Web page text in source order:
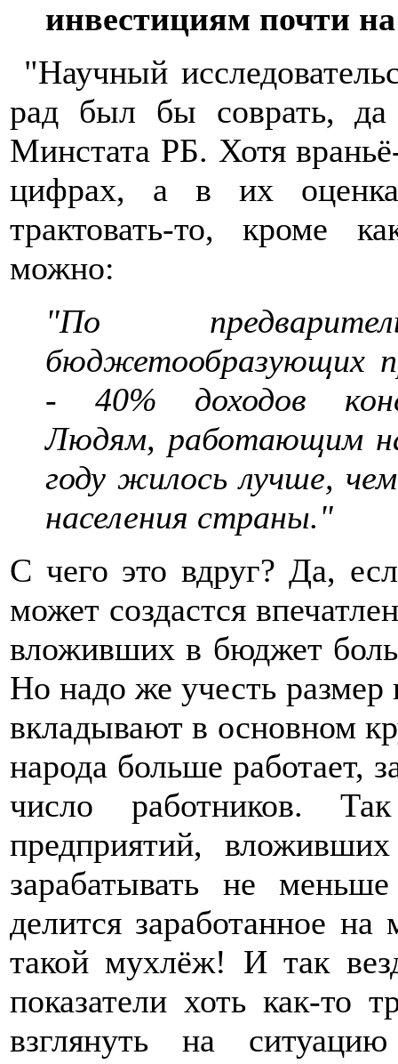
инвестициям почти
"Научный
рад был бы соврать, да
Минстата РБ. Хотя
цифрах, а в их
трактовать-то, кроме
можно:
"По
бюджетообразующих
- 40% доходов
Людям, работающим
году жилось лучше,
населения страны."
С чего это вдруг? Да,
может создастся
вложивших в бюджет
Но надо же учесть
вкладывают в основном
народа больше работает,
число работников.
предприятий,
зарабатывать не
делится заработанное
такой мухлёж! И так
показатели хоть как-то
взглянуть на